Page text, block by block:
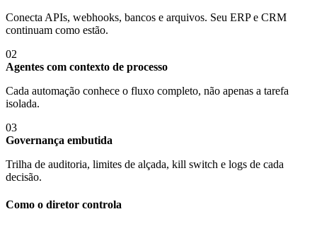
Conecta APIs, webhooks, bancos e arquivos. Seu ERP e CRM
continuam como estão.
02
Agentes com contexto de processo
Cada automação conhece o fluxo completo, não apenas a tarefa
isolada.
03
Governança embutida
Trilha de auditoria, limites de alçada, kill switch e logs de cada
decisão.
Como o diretor controla